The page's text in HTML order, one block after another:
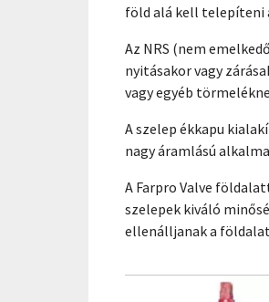
föld alá kell telepíteni
Az NRS (nem
nyitásakor vagy
vagy egyéb
A szelep ékkapu
nagy áramlású
A Farpro Valve
szelepek kiváló
ellenálljanak a